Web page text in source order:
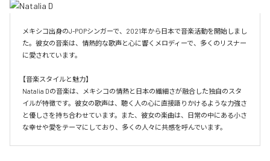
メキシコ出身のJ-POPシンガーで、2021年から日本で音楽活動を開始しまし
た。彼女の音楽は、情熱的な歌声と心に響くメロディーで、多くのリスナー
に愛されています。
【音楽スタイルと魅力】
Natalia Dの音楽は、メキシコの情熱と日本の繊細さが融合した独自のスタ
イルが特徴です。彼女の歌声は、聴く人の心に直接語りかけるような力強さ
と優しさを持ち合わせています。また、彼女の楽曲は、日常の中にある小さ
な幸せや愛をテーマにしており、多くの人々に共感を呼んでいます。